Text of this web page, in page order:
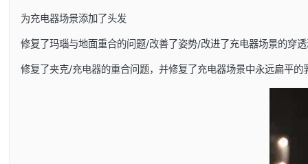
为充电器场景添加了头发
修复了玛瑙与地面重合的问题/改善了姿势/改进了充电器场景的穿
修复了夹克/充电器的重合问题，并修复了充电器场景中永远扁平的